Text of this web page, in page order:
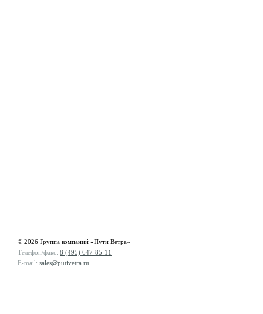
© 2026 Группа компаний «Пути Ветра»
Телефон/факс: 8 (495) 647-85-11
E-mail: sales@putivetra.ru